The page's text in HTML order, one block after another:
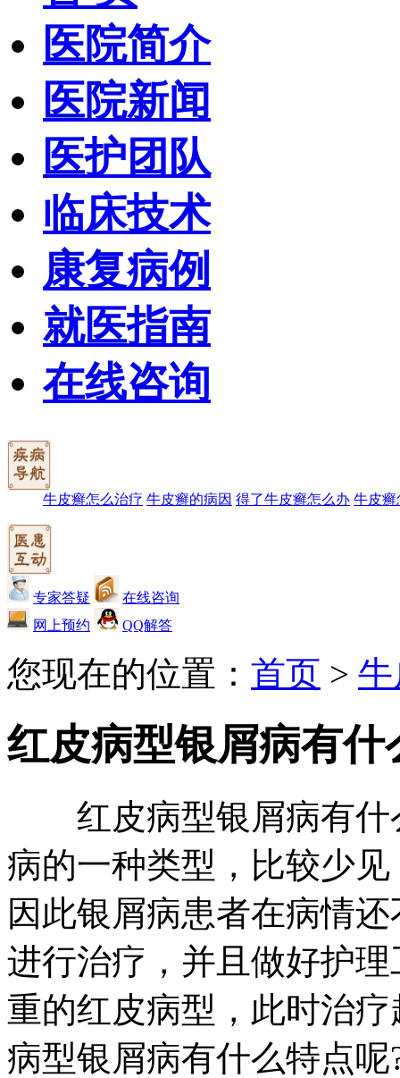
医院简介
医院新闻
医护团队
临床技术
康复病例
就医指南
在线咨询
牛皮癣怎么治疗 牛皮癣的病因 得了牛皮癣怎么办 牛皮癣
专家答疑
在线咨询
网上预约
QQ解答
您现在的位置： 首页 >
红皮病型银屑病有什
红皮病型银屑病有什
病的一种类型，比较少
因此银屑病患者在病情
进行治疗，并且做好护
重的红皮病型，此时治
病型银屑病有什么特点